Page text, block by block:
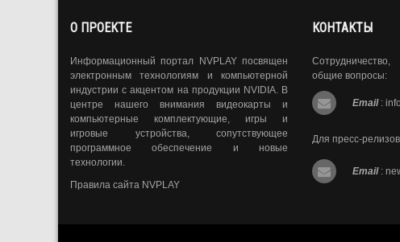
О ПРОЕКТЕ
Информационный портал NVPLAY посвящен
электронным технологиям и компьютерной
индустрии с акцентом на продукции NVIDIA. В
центре нашего внимания видеокарты и
компьютерные комплектующие, игры и
игровые устройства, сопутствующее
программное обеспечение и новые
технологии.
Правила сайта NVPLAY
КОНТАКТЫ
общие вопросы:
Email :
Для пресс-
Email :